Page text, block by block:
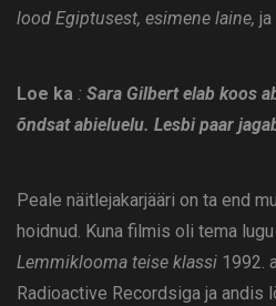
lood Egiptusest, esimene laine, ja
Loe ka : Sara Gilbert elab koos
õndsat abieluelu. Lesbi paar
Peale näitlejakarjääri on ta end
hoidnud. Kuna filmis oli tema
Lemmiklooma teise klassi 1992.
Radioactive Recordsiga ja andis